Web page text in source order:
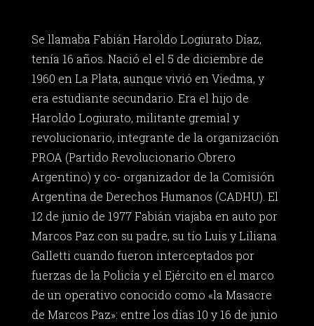
Se llamaba Fabián Haroldo Logiurato Díaz,
tenía 16 años. Nació el el 5 de diciembre de
1960 en La Plata, aunque vivió en Viedma, y
era estudiante secundario. Era el hijo de
Haroldo Logiurato, militante gremial y
revolucionario, integrante de la organización
PROA (Partido Revolucionario Obrero
Argentino) y co- organizador de la Comisión
Argentina de Derechos Humanos (CADHU). El
12 de junio de 1977 Fabián viajaba en auto por
Marcos Paz con su padre, su tío Luis y Liliana
Galletti cuando fueron interceptados por
fuerzas de la Policía y el Ejército en el marco
de un operativo conocido como «la Masacre
de Marcos Paz»: entre los días 10 y 16 de junio